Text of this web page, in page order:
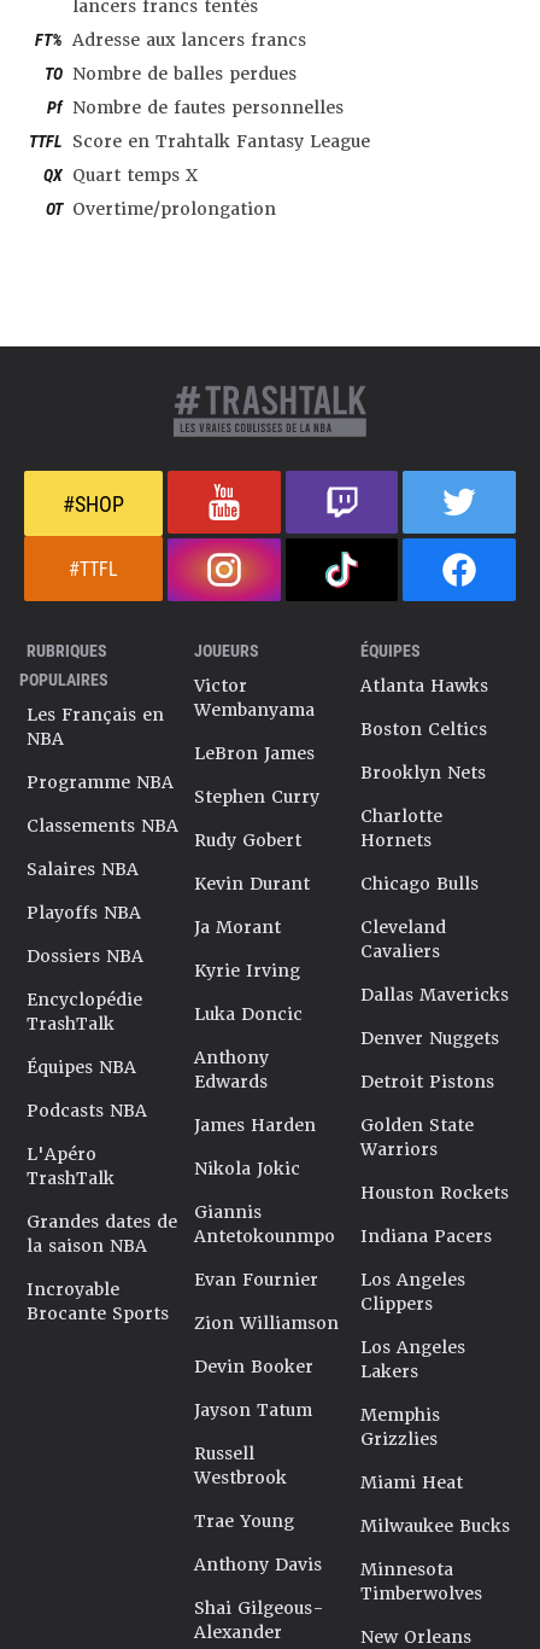
lancers francs tentés
FT% Adresse aux lancers francs
TO Nombre de balles perdues
Pf Nombre de fautes personnelles
TTFL Score en Trahtalk Fantasy League
QX Quart temps X
OT Overtime/prolongation
#SHOP
#TTFL
RUBRIQUES
POPULAIRES
Les Français en
NBA
Programme NBA
Classements NBA
Salaires NBA
Playoffs NBA
Dossiers NBA
Encyclopédie
TrashTalk
Équipes NBA
Podcasts NBA
L'Apéro
TrashTalk
Grandes dates de
la saison NBA
Incroyable
Brocante Sports
JOUEURS
Victor
Wembanyama
LeBron James
Stephen Curry
Rudy Gobert
Kevin Durant
Ja Morant
Kyrie Irving
Luka Doncic
Anthony
Edwards
James Harden
Nikola Jokic
Giannis
Antetokounmpo
Evan Fournier
Zion Williamson
Devin Booker
Jayson Tatum
Russell
Westbrook
Trae Young
Anthony Davis
Shai Gilgeous-
Alexander
ÉQUIPES
Atlanta Hawks
Boston Celtics
Brooklyn Nets
Charlotte
Hornets
Chicago Bulls
Cleveland
Cavaliers
Dallas Mavericks
Denver Nuggets
Detroit Pistons
Golden State
Warriors
Houston Rockets
Indiana Pacers
Los Angeles
Clippers
Los Angeles
Lakers
Memphis
Grizzlies
Miami Heat
Milwaukee Bucks
Minnesota
Timberwolves
New Orleans